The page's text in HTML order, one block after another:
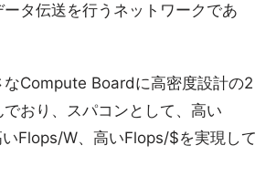
タ伝送を行うネットワークであ
なCompute Boardに高密度設計の2
でおり、スパコンとして、高い
Flops/W、高いFlops/$を実現して